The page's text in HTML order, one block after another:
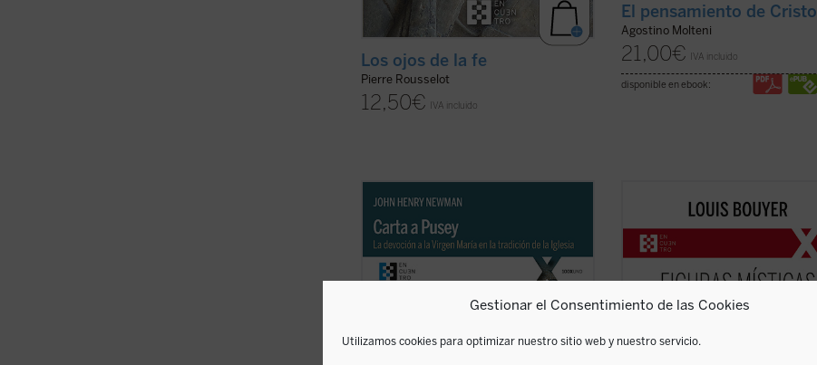
Gestionar el Consentimiento de las Cookies
Utilizamos cookies para optimizar nuestro sitio web y nuestro servicio.
Los ojos de la fe
Pierre Rousselot
12,50€ IVA incluido
El pensamiento de Cristo
Agostino Molteni
21,00€ IVA incluido
disponible en ebook:
John Henry Newman escribe este
apasionado tratado breve a modo de
respuesta aEirenicon
, un largo volumen
escrito por su amigo Edward Pusey. Aquí
el santo insiste en la legitimidad del
(ver ficha)
Desde Hadewijch de Amberes hasta
Teresa del Niño Jesús e Isabel de la
Trinidad: cinco místicas, cinco
personalidades excepcionales, que
necesario para la Iglesia tanto ...